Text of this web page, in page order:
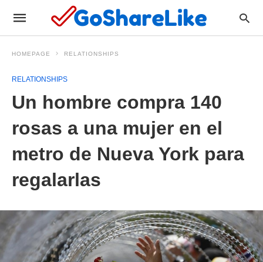
HOMEPAGE RELATIONSHIPS
RELATIONSHIPS
Un hombre compra 140
rosas a una mujer en el
metro de Nueva York para
regalarlas